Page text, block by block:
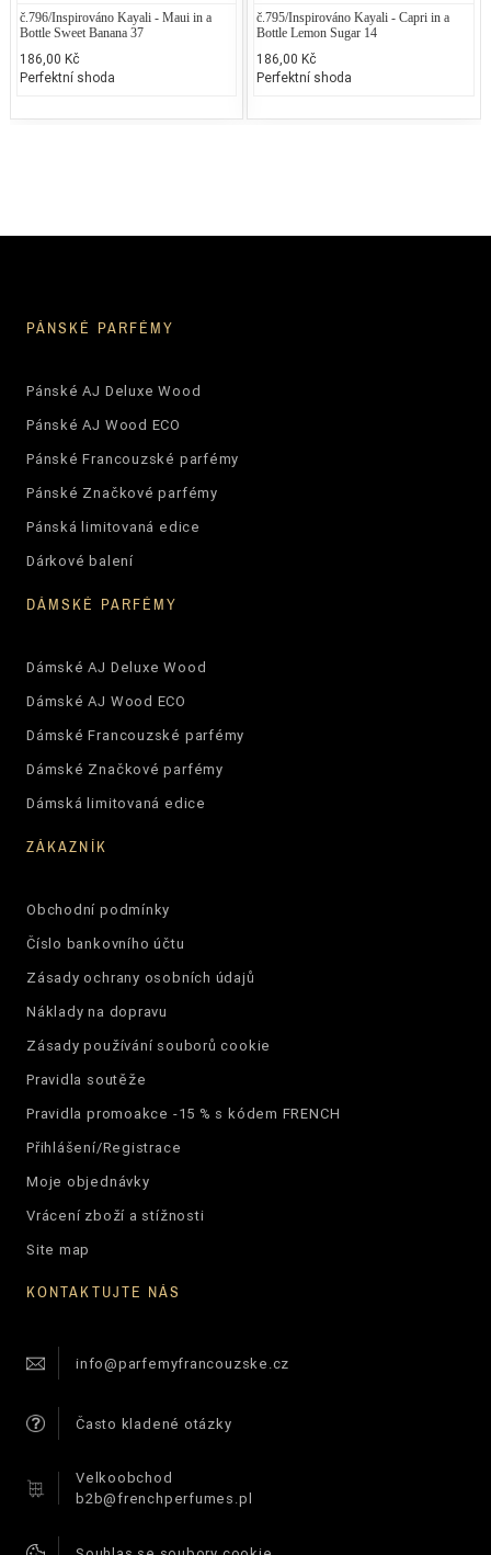
č.796/Inspirováno Kayali - Maui in a
Bottle Sweet Banana 37
186,00 Kč
Perfektní shoda
č.795/Inspirováno Kayali - Capri in a
Bottle Lemon Sugar 14
186,00 Kč
Perfektní shoda
PÁNSKÉ PARFÉMY
Pánské AJ Deluxe Wood
Pánské AJ Wood ECO
Pánské Francouzské parfémy
Pánské Značkové parfémy
Pánská limitovaná edice
Dárkové balení
DÁMSKÉ PARFÉMY
Dámské AJ Deluxe Wood
Dámské AJ Wood ECO
Dámské Francouzské parfémy
Dámské Značkové parfémy
Dámská limitovaná edice
ZÁKAZNÍK
Obchodní podmínky
Číslo bankovního účtu
Zásady ochrany osobních údajů
Náklady na dopravu
Zásady používání souborů cookie
Pravidla soutěže
Pravidla promoakce -15 % s kódem FRENCH
Přihlášení/Registrace
Moje objednávky
Vrácení zboží a stížnosti
Site map
KONTAKTUJTE NÁS
info@parfemyfrancouzske.cz
Často kladené otázky
Velkoobchod
b2b@frenchperfumes.pl